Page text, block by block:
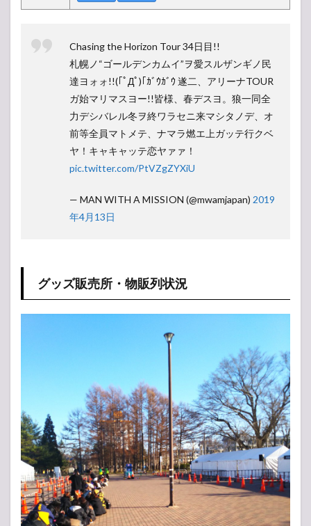
アリ
構
成・
WITH A
ツアー日
程・スケジ
ュール
3
【ア
ンケ
ー
ト】
Chasing the Horizon Tour 34日目!!
札幌ノ“ゴールデンカムイ”ヲ愛スルザンギノ民
達ヨォォ!!(｢ﾟДﾟ)｢ｶﾞｳｶﾞｳ 遂二、アリーナTOUR
ガ始マリマスヨー!!皆様、春デスヨ。狼一同全
力デシバレル冬ヲ終ワラセニ来マシタノデ、オ
前等全員マトメテ、ナマラ燃エ上ガッテ行クベ
ヤ！キャキャッテ恋ヤァァ！
pic.twitter.com/PtVZgZYXiU
— MAN WITH A MISSION (@mwamjapan) 2019
年4月13日
グッズ販売所・物販列状況